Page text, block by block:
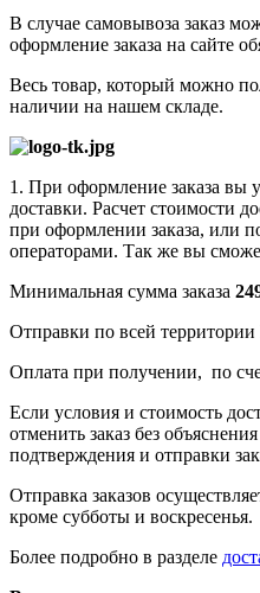
В случае самовывоза заказ
оформление заказа на сайте
Весь товар, который можно
наличии на нашем складе.
1. При оформление заказа вы
доставки. Расчет стоимости
при оформлении заказа, или
операторами. Так же вы
Минимальная сумма заказа
Отправки по всей территории
Оплата при получении, по
Если условия и стоимость
отменить заказ без
подтверждения и отправки
Отправка заказов
кроме субботы и воскресенья.
Более подробно в разделе